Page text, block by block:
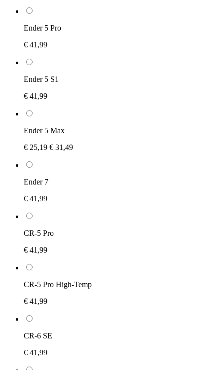
Ender 5 Pro
€ 41,99
Ender 5 S1
€ 41,99
Ender 5 Max
€ 25,19 € 31,49
Ender 7
€ 41,99
CR-5 Pro
€ 41,99
CR-5 Pro High-Temp
€ 41,99
CR-6 SE
€ 41,99